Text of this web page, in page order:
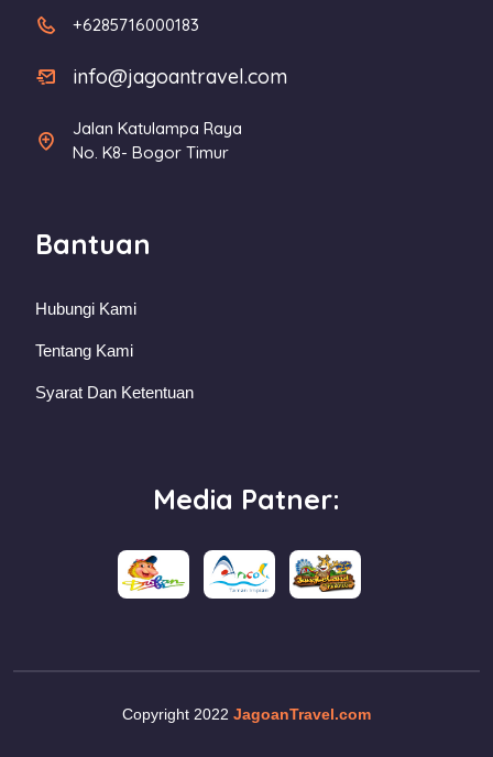
+6285716000183
info@jagoantravel.com
Jalan Katulampa Raya
No. K8- Bogor Timur
Bantuan
Hubungi Kami
Tentang Kami
Syarat Dan Ketentuan
Media Patner:
Copyright 2022 JagoanTravel.com